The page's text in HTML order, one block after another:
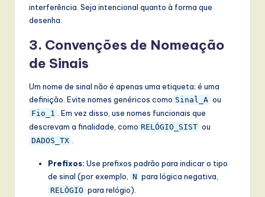
interferência. Seja intencional quanto à forma que
desenha.
3. Convenções de Nomeação
de Sinais
Um nome de sinal não é apenas uma etiqueta; é uma
definição. Evite nomes genéricos como Sinal_A ou
Fio_1 . Em vez disso, use nomes funcionais que
descrevam a finalidade, como RELÓGIO_SIST ou
DADOS_TX .
Prefixos: Use prefixos padrão para indicar o tipo
de sinal (por exemplo, N para lógica negativa,
RELÓGIO para relógio).